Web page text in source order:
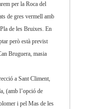
per la Roca del
de gres vermell amb
de les Bruixes. En
però està previst
Bruguera, masia
a Sant Climent,
(amb l’opció de
i pel Mas de les